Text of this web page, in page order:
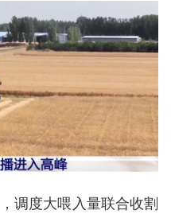
调度大喂入量联合收割